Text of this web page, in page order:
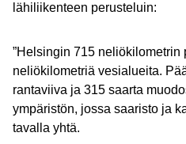
lähiliikenteen perusteluin:
”Helsingin 715
neliökilometriä vesialueita.
rantaviiva ja 315 saarta
ympäristön, jossa saaristo ja
tavalla yhtä.